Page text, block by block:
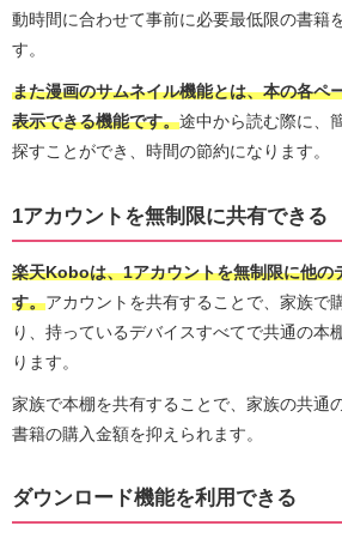
動時間に合わせて事前に必要最低限の書籍
す。
また漫画のサムネイル機能とは、本の各ペ
表示できる機能です。途中から読む際に、
探すことができ、時間の節約になります。
1アカウントを無制限に共有できる
楽天Koboは、1アカウントを無制限に他の
す。アカウントを共有することで、家族で
り、持っているデバイスすべてで共通の本
ります。
家族で本棚を共有することで、家族の共通
書籍の購入金額を抑えられます。
ダウンロード機能を利用できる